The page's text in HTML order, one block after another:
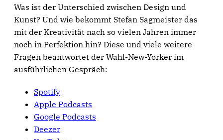
Was ist der Unterschied zwischen Design und
Kunst? Und wie bekommt Stefan Sagmeister das
mit der Kreativität nach so vielen Jahren immer
noch in Perfektion hin? Diese und viele weitere
Fragen beantwortet der Wahl-New-Yorker im
ausführlichen Gespräch:
Spotify
Apple Podcasts
Google Podcasts
Deezer